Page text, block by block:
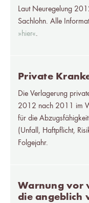
Laut Neuregelung
Sachlohn. Alle
»hier«.
Private
Die Verlagerung
2012 nach 2011 im
für die
(Unfall, Haftpflicht,
Folgejahr.
Warnung vor
die angeblich